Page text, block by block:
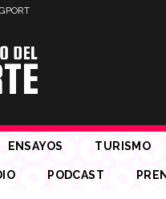
PORT
ENSAYOS TURISMO
PODCAST